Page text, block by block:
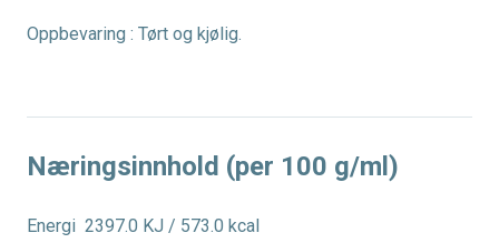
Oppbevaring : Tørt og kjølig.
Næringsinnhold (per 100 g/ml)
Energi 2397.0 KJ / 573.0 kcal